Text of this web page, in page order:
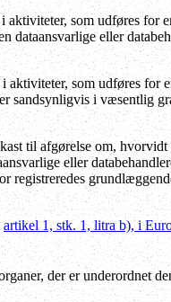
som udføres for
eller
som udføres for
sandsynligvis i væsentlig
til afgørelse om,
eller
registreredes
artikel 1, stk. 1, litra b), i
der er underordnet